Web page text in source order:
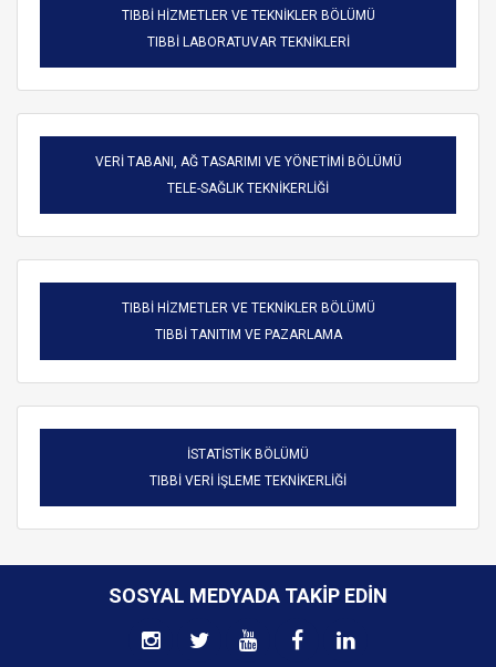
TIBBİ HİZMETLER VE TEKNİKLER BÖLÜMÜ
TIBBİ LABORATUVAR TEKNİKLERİ
VERİ TABANI, AĞ TASARIMI VE YÖNETİMİ BÖLÜMÜ
TELE-SAĞLIK TEKNİKERLİĞİ
TIBBİ HİZMETLER VE TEKNİKLER BÖLÜMÜ
TIBBİ TANITIM VE PAZARLAMA
İSTATİSTİK BÖLÜMÜ
TIBBİ VERİ İŞLEME TEKNİKERLİĞİ
SOSYAL MEDYADA TAKIP EDIN